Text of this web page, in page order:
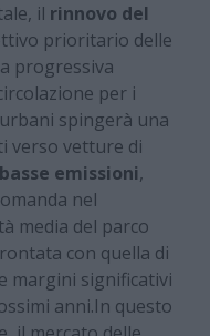
il rinnovo del
prioritario delle
progressiva
per i
spingerà una
verso vetture di
emissioni,
nel
media del parco
con quella di
margini significativi
anni.In questo